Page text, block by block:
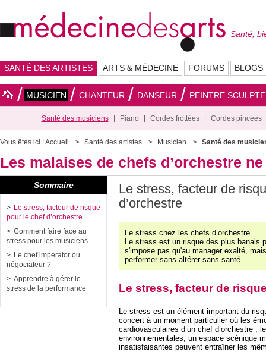
Santé,
SANTÉ DES ARTISTES ARTS & MÉDECINE FORUMS BLOGS
MUSICIEN CHANTEUR DANSEUR PEINTRE
Santé des musiciens Piano Cordes frottées Cordes pincées
Vous êtes ici :Accueil Santé des artistes Musicien Santé des
Les malaises de chefs d’orchestre
Le stress, facteur de
d’orchestre
Le stress chez les chefs d’orchestre
Le stress est un risque des plus banals
s'impose pas qu'au manager exalté,
performer sans altérer sans santé
Le stress, facteur de
Le stress est un élément important du
concert à un moment particulier où les
cardiovasculaires d’un chef d’orchestre ;
environnementales, un espace scénique
insatisfaisantes peuvent entraîner les
Sommaire
Le stress, facteur de risque
pour le chef d’orchestre
Comment faire face au
stress pour les musiciens
Le chef imperator ou
négociateur ?
Apprendre à gérer le
stress de la performance